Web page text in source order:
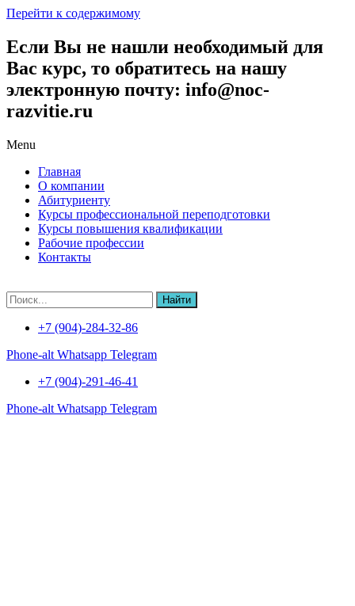
Перейти к содержимому
Если Вы не нашли необходимый для
Вас курс, то обратитесь на нашу
электронную почту: info@noc-
razvitie.ru
Menu
Главная
О компании
Абитуриенту
Курсы профессиональной переподготовки
Курсы повышения квалификации
Рабочие профессии
Контакты
Найти
+7 (904)-284-32-86
Phone-alt Whatsapp Telegram
+7 (904)-291-46-41
Phone-alt Whatsapp Telegram